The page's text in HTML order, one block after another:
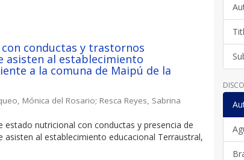
conductas y trastornos
asisten al establecimiento
a la comuna de Maipú de la
Mónica del Rosario; Resca Reyes, Sabrina
estado nutricional con conductas y presencia de
al establecimiento educacional Terraustral,